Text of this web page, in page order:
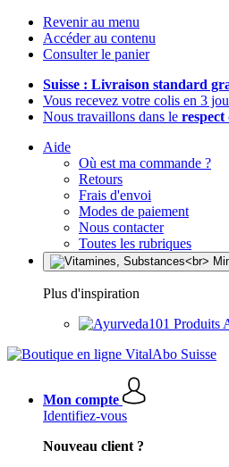
Revenir au menu
Accéder au contenu
Consulter le panier
Suisse : Livraison standard
Vous recevez votre colis en 3
Nous travaillons dans le
Aide
Où est ma commande ?
Retours
Frais d'envoi
Modes de paiement
Nous contacter
Toutes les rubriques
Plus d'inspiration
Produits
Mon compte
Identifiez-vous
Nouveau client ?